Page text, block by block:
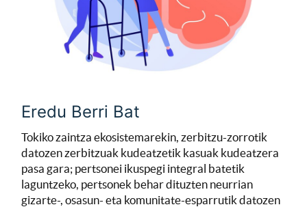
Eredu Berri Bat
Tokiko zaintza ekosistemarekin, zerbitzu-zorrotik
datozen zerbitzuak kudeatzetik kasuak kudeatzera
pasa gara; pertsonei ikuspegi integral batetik
laguntzeko, pertsonek behar dituzten neurrian
gizarte-, osasun- eta komunitate-esparrutik datozen